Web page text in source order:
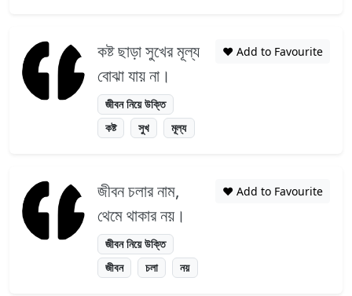
কষ্ট ছাড়া সুখের মূল্য
বোঝা যায় না।
জীবন নিয়ে উক্তি
কষ্ট
সুখ মূল্য
❤️ Add to Favourite
জীবন চলার নাম,
থেমে থাকার নয়।
জীবন নিয়ে উক্তি
জীবন
চলা নয়
❤️ Add to Favourite